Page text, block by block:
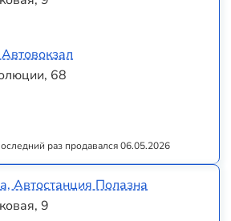
68
раз продавался 06.05.2026
Автостанция Полазна
9